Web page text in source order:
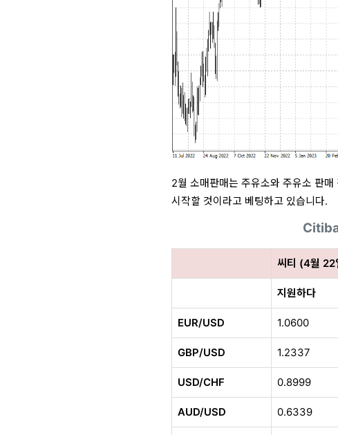
2월 소매판매는 주유소와 주유소 판
시작할 것이라고 베팅하고 있습니다.
씨티 (4월 22
지원하다
EUR/USD 1.0600
GBP/USD 1.2337
USD/CHF 0.8999
AUD/USD 0.6339